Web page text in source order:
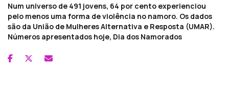
Num universo de 491 jovens, 64 por cento experienciou
pelo menos uma forma de violência no namoro. Os dados
são da União de Mulheres Alternativa e Resposta (UMAR).
Números apresentados hoje, Dia dos Namorados